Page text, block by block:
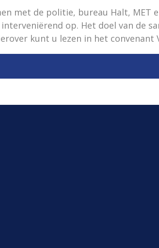
met de politie, bureau Halt, MET
op. Het doel van de
kunt u lezen in het convenant